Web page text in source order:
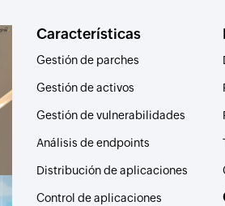
Características
Gestión de parches
Gestión de activos
Gestión de vulnerabilidades
Análisis de endpoints
Distribución de aplicaciones
Control de aplicaciones